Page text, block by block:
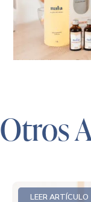
Otros
LEER ARTÍCULO